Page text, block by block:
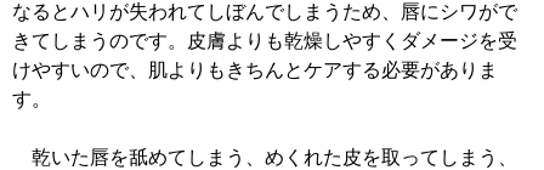
なるとハリが失われてしぼんでしまうため、唇にシワがで
きてしまうのです。皮膚よりも乾燥しやすくダメージを受
けやすいので、肌よりもきちんとケアする必要がありま
す。
乾いた唇を舐めてしまう、めくれた皮を取ってしまう、